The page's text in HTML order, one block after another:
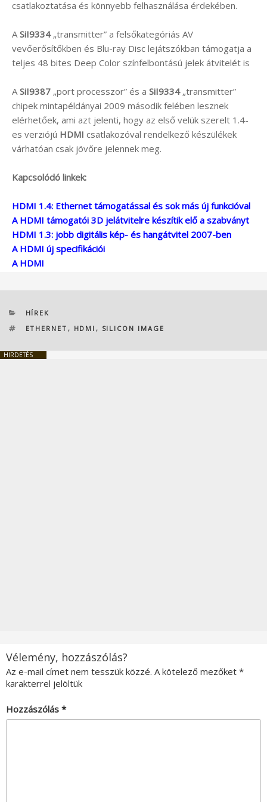
csatlakoztatása és könnyebb felhasználása érdekében.
A SiI9334„transmitter” a felsőkategóriás AV
vevőerősítőkben és Blu-ray Disc lejátszókban támogatja a
teljes 48 bites Deep Color színfelbontású jelek átvitelét is
A SiI9387 „port processzor” és a SiI9334„transmitter”
chipek mintapéldányai 2009 második felében lesznek
elérhetőek, ami azt jelenti, hogy az első velük szerelt 1.4-
es verziójú HDMI csatlakozóval rendelkező készülékek
várhatóan csak jövőre jelennek meg.
Kapcsolódó linkek:
HDMI 1.4: Ethernet támogatással és sok más új funkcióval
A HDMI támogatói 3D jelátvitelre készítik elő a szabványt
HDMI 1.3: jobb digitális kép- és hangátvitel 2007-ben
A HDMI új specifikációi
A HDMI
KATEGÓRIÁK
HÍREK
CÍMKÉK
ETHERNET , HDMI , SILICON IMAGE
HIRDETÉS
Vélemény, hozzászólás?
Az e-mail címet nem tesszük közzé. A kötelező mezőket *
karakterrel jelöltük
Hozzászólás *